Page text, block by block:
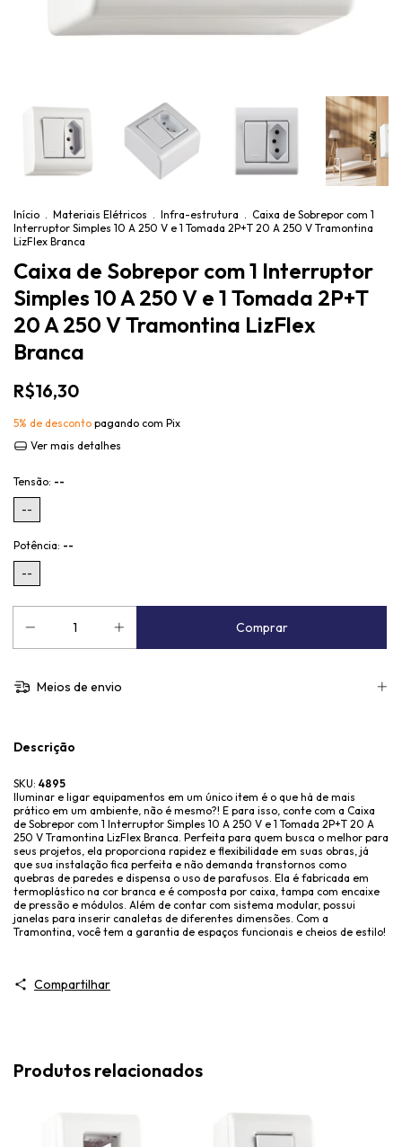
Início . Materiais Elétricos . Infra-estrutura . Caixa de Sobrepor com 1
Interruptor Simples 10 A 250 V e 1 Tomada 2P+T 20 A 250 V Tramontina
LizFlex Branca
Caixa de Sobrepor com 1 Interruptor
Simples 10 A 250 V e 1 Tomada 2P+T
20 A 250 V Tramontina LizFlex
Branca
R$16,30
5% de desconto pagando com Pix
Ver mais detalhes
Tensão: --
--
Potência: --
--
Meios de envio
Descrição
SKU: 4895
Iluminar e ligar equipamentos em um único item é o que há de mais
prático em um ambiente, não é mesmo?! E para isso, conte com a Caixa
de Sobrepor com 1 Interruptor Simples 10 A 250 V e 1 Tomada 2P+T 20 A
250 V Tramontina LizFlex Branca. Perfeita para quem busca o melhor para
seus projetos, ela proporciona rapidez e flexibilidade em suas obras, já
que sua instalação fica perfeita e não demanda transtornos como
quebras de paredes e dispensa o uso de parafusos. Ela é fabricada em
termoplástico na cor branca e é composta por caixa, tampa com encaixe
de pressão e módulos. Além de contar com sistema modular, possui
janelas para inserir canaletas de diferentes dimensões. Com a
Tramontina, você tem a garantia de espaços funcionais e cheios de estilo!
Compartilhar
Produtos relacionados